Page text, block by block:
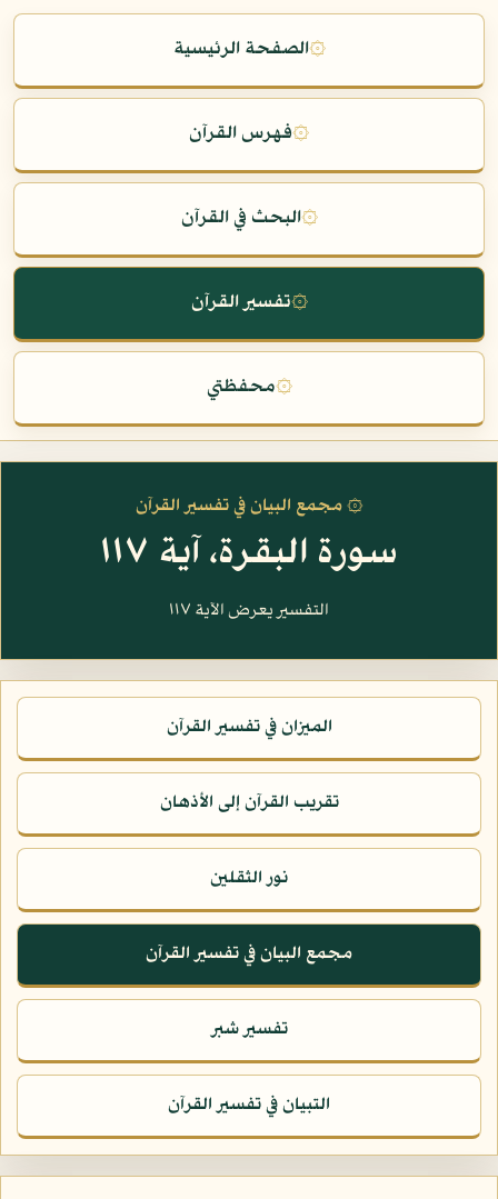
۞الصفحة الرئيسية
۞فهرس القرآن
۞البحث في القرآن
۞تفسير القرآن
۞محفظتي
۞ مجمع البيان في تفسير القرآن
سورة البقرة، آية ١١٧
التفسير يعرض الآية ١١٧
الميزان في تفسير القرآن
تقريب القرآن إلى الأذهان
نور الثقلين
مجمع البيان في تفسير القرآن
تفسير شبر
التبيان في تفسير القرآن